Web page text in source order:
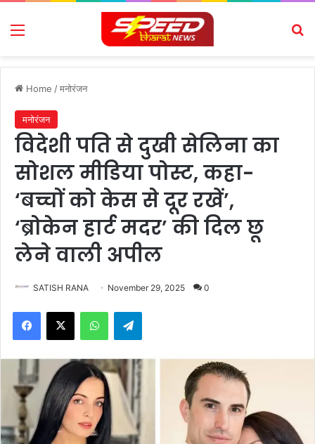
Menu
Home /मनोरंजन
मनोरंजन
विदेशी पति से दुखी सेलिना का
सोशल मीडिया पोस्ट, कहा-
‘बच्चों को केस से दूर रखें’,
‘ब्रोकेन हार्ट मदर’ की दिल छू
लेने वाली अपील
SATISH RANA November 29, 2025 0
Facebook
X WhatsAppTelegram